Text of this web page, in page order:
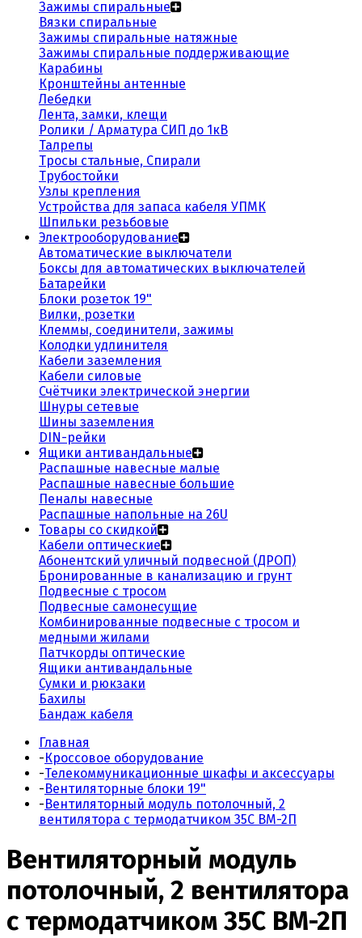
Зажимы спиральные
Вязки спиральные
Зажимы спиральные натяжные
Зажимы спиральные поддерживающие
Карабины
Кронштейны антенные
Лебедки
Лента, замки, клещи
Ролики / Арматура СИП до 1кВ
Талрепы
Тросы стальные, Спирали
Трубостойки
Узлы крепления
Устройства для запаса кабеля УПМК
Шпильки резьбовые
Электрооборудование
Автоматические выключатели
Боксы для автоматических выключателей
Батарейки
Блоки розеток 19"
Вилки, розетки
Клеммы, соединители, зажимы
Колодки удлинителя
Кабели заземления
Кабели силовые
Счётчики электрической энергии
Шнуры сетевые
Шины заземления
DIN-рейки
Ящики антивандальные
Распашные навесные малые
Распашные навесные большие
Пеналы навесные
Распашные напольные на 26U
Товары со скидкой
Кабели оптические
Абонентский уличный подвесной (ДРОП)
Бронированные в канализацию и грунт
Подвесные с тросом
Подвесные самонесущие
Комбинированные подвесные с тросом и
медными жилами
Патчкорды оптические
Ящики антивандальные
Сумки и рюкзаки
Бахилы
Бандаж кабеля
Главная
-Кроссовое оборудование
-Телекоммуникационные шкафы и аксессуары
-Вентиляторные блоки 19"
-Вентиляторный модуль потолочный, 2
вентилятора с термодатчиком 35С ВМ-2П
Вентиляторный модуль
потолочный, 2 вентилятора
с термодатчиком 35С ВМ-2П